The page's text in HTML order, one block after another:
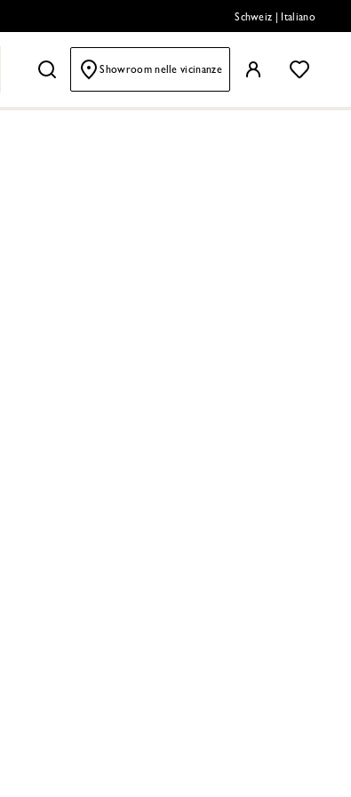
Schweiz Italiano
Showroom nelle vicinanze